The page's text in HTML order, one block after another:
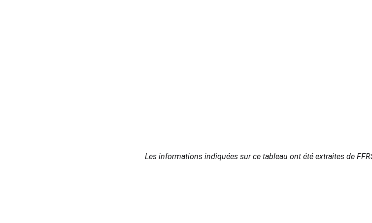
Les informations indiquées sur ce tableau ont été extraites de